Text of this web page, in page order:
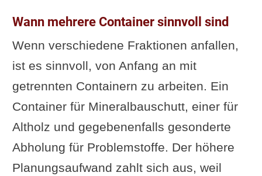
Wann mehrere Container sinnvoll sind
Wenn verschiedene Fraktionen anfallen,
ist es sinnvoll, von Anfang an mit
getrennten Containern zu arbeiten. Ein
Container für Mineralbauschutt, einer für
Altholz und gegebenenfalls gesonderte
Abholung für Problemstoffe. Der höhere
Planungsaufwand zahlt sich aus, weil